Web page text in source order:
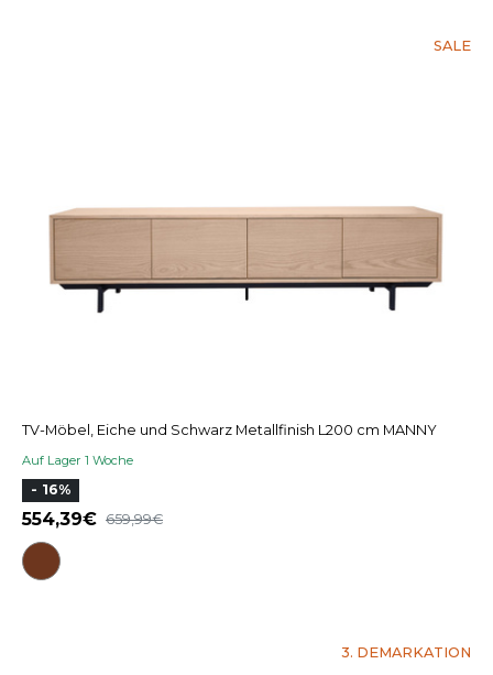
SALE
TV-Möbel, Eiche und Schwarz Metallfinish L200 cm MANNY
Auf Lager 1 Woche
- 16%
554,39 659,99
3. DEMARKATION